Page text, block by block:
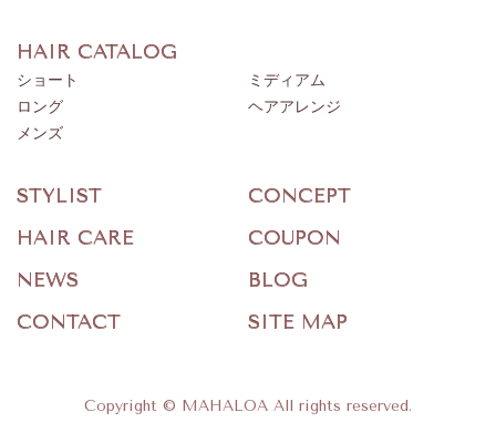
HAIR CATALOG
ショート
ミディアム
ロング
ヘアアレンジ
メンズ
STYLIST
CONCEPT
HAIR CARE
COUPON
NEWS
BLOG
CONTACT
SITE MAP
Copyright © MAHALOA All rights reserved.